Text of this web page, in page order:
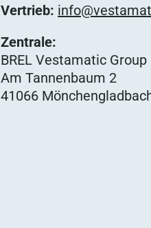
Vertrieb:
Zentrale:
BREL Vestamatic Group
Am Tannenbaum 2
41066